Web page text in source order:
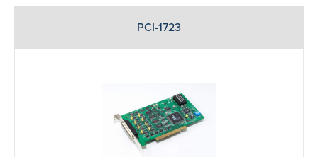
PCI-1723